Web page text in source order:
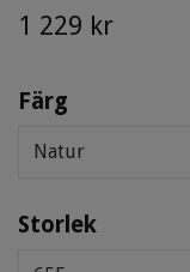
1 229 kr
Färg
Natur
Storlek